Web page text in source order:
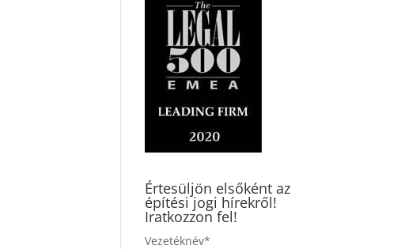
Értesüljön elsőként az
építési jogi hírekről!
Iratkozzon fel!
Vezetéknév*